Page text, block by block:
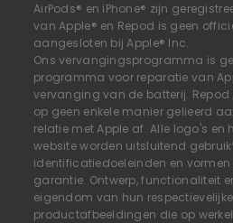
AirPods® en iPhone® zijn
van Apple® en Repod is geen
aangesloten bij Apple® Inc.
Ons vervangingsprogramma is
programma voor reparatie van
vervanging van de batterij. Repod
op geen enkele manier gelieerd
relatie met Apple af. Alle logo's en
website worden uitsluitend
identificatiedoeleinden en vormen
garantie. Ontwerp, functionaliteit
eigendom van hun
productafbeeldingen die op